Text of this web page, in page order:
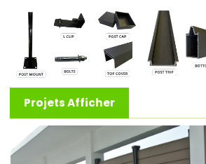
Projets Afficher